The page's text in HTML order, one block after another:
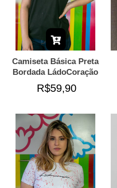
Camiseta Básica Preta
Bordada LádoCoração
R$59,90